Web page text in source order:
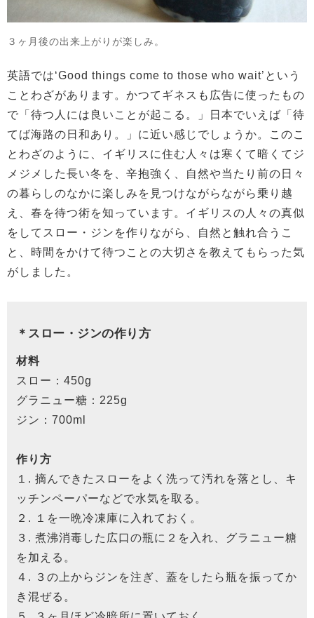
３ヶ月後の出来上がりが楽しみ。
英語では‘Good things come to those who wait’という
ことわざがあります。かつてギネスも広告に使ったもの
で「待つ人には良いことが起こる。」日本でいえば「待
てば海路の日和あり。」に近い感じでしょうか。このこ
とわざのように、イギリスに住む人々は寒くて暗くてジ
メジメした長い冬を、辛抱強く、自然や当たり前の日々
の暮らしのなかに楽しみを見つけながらながら乗り越
え、春を待つ術を知っています。イギリスの人々の真似
をしてスロー・ジンを作りながら、自然と触れ合うこ
と、時間をかけて待つことの大切さを教えてもらった気
がしました。
＊スロー・ジンの作り方
材料
スロー：450g
グラニュー糖：225g
ジン：700ml
作り方
１. 摘んできたスローをよく洗って汚れを落とし、キ
ッチンペーパーなどで水気を取る。
２. １を一晩冷凍庫に入れておく。
３. 煮沸消毒した広口の瓶に２を入れ、グラニュー糖
を加える。
４. ３の上からジンを注ぎ、蓋をしたら瓶を振ってか
き混ぜる。